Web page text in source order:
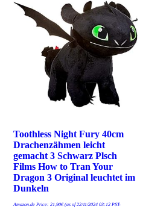
Toothless Night Fury 40cm
Drachenzähmen leicht
gemacht 3 Schwarz Plsch
Films How to Tran Your
Dragon 3 Original leuchtet im
Dunkeln
Amazon.de Price: 21,90€(as of 22/11/2024 03:12 PST-